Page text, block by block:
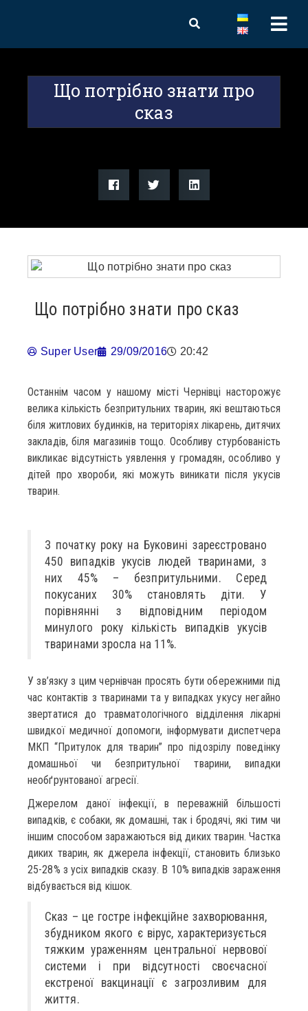
Що потрібно знати про
сказ
Що потрібно знати про сказ
Super User 29/09/2016 20:42
Останнім часом у нашому місті Чернівці насторожує
велика кількість безпритульних тварин, які вештаються
біля житлових будинків, на територіях лікарень, дитячих
закладів, біля магазинів тощо. Особливу стурбованість
викликає відсутність уявлення у громадян, особливо у
дітей про хвороби, які можуть виникати після укусів
тварин.
З початку року на Буковині зареєстровано
450 випадків укусів людей тваринами, з
них 45% – безпритульними. Серед
покусаних 30% становлять діти. У
порівнянні з відповідним періодом
минулого року кількість випадків укусів
тваринами зросла на 11%.
У зв’язку з цим чернівчан просять бути обережними під
час контактів з тваринами та у випадках укусу негайно
звертатися до травматологічного відділення лікарні
швидкої медичної допомоги, інформувати диспетчера
МКП “Притулок для тварин” про підозрілу поведінку
домашньої чи безпритульної тварини, випадки
необґрунтованої агресії.
Джерелом даної інфекції, в переважній більшості
випадків, є собаки, як домашні, так і бродячі, які тим чи
іншим способом заражаються від диких тварин. Частка
диких тварин, як джерела інфекції, становить близько
25-28% з усіх випадків сказу. В 10% випадків зараження
відбувається від кішок.
Сказ – це гостре інфекційне захворювання,
збудником якого є вірус, характеризується
тяжким ураженням центральної нервової
системи і при відсутності своєчасної
екстреної вакцинації є загрозливим для
життя.